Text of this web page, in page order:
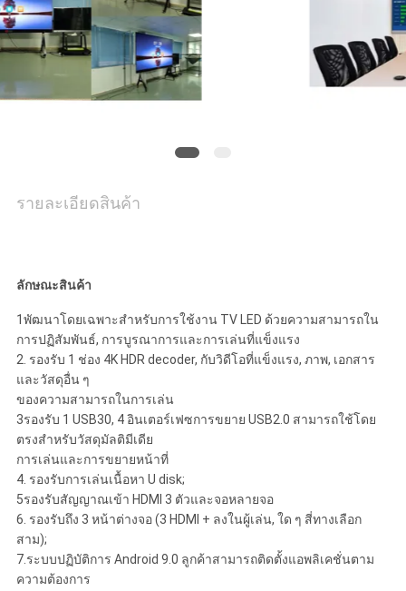
แผนผัง
เว็บไซต์
ส่วน
ตัว
รายละเอียดสินค้า
ลักษณะสินค้า
1พัฒนาโดยเฉพาะสําหรับการใช้งาน TV LED ด้วยความสามารถใน
การปฏิสัมพันธ์, การบูรณาการและการเล่นที่แข็งแรง
2. รองรับ 1 ช่อง 4K HDR decoder, กับวิดีโอที่แข็งแรง, ภาพ, เอกสาร
และวัสดุอื่น ๆ
ของความสามารถในการเล่น
3รองรับ 1 USB30, 4 อินเตอร์เฟซการขยาย USB2.0 สามารถใช้โดย
ตรงสําหรับวัสดุมัลติมีเดีย
การเล่นและการขยายหน้าที่
4. รองรับการเล่นเนื้อหา U disk;
5รองรับสัญญาณเข้า HDMI 3 ตัวและจอหลายจอ
6. รองรับถึง 3 หน้าต่างจอ (3 HDMI + ลงในผู้เล่น, ใด ๆ สี่ทางเลือก
สาม);
7.ระบบปฏิบัติการ Android 9.0 ลูกค้าสามารถติดตั้งแอพลิเคชั่นตาม
ความต้องการ